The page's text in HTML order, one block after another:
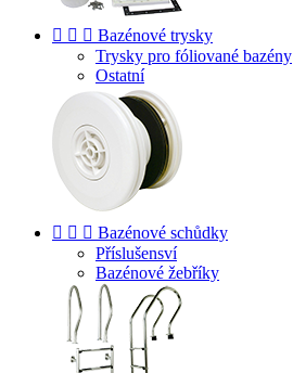
   Bazénové trysky
Trysky pro fóliované bazény
Ostatní
   Bazénové schůdky
Příslušensví
Bazénové žebříky